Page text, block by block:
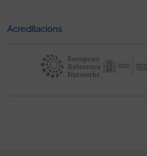
Acreditacions